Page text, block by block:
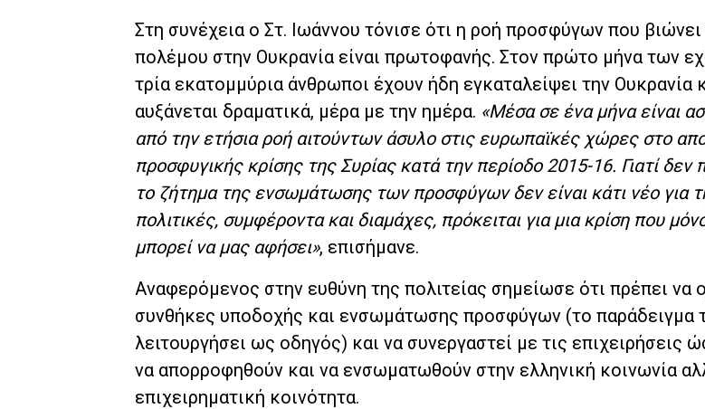
Στη συνέχεια ο Στ. Ιωάννου τόνισε ότι η ροή προσφύγων που
πολέμου στην Ουκρανία είναι πρωτοφανής. Στον πρώτο μήνα των
τρία εκατομμύρια άνθρωποι έχουν ήδη εγκαταλείψει την Ουκρανία
αυξάνεται δραματικά, μέρα με την ημέρα. «Μέσα σε ένα μήνα είναι
από την ετήσια ροή αιτούντων άσυλο στις ευρωπαϊκές χώρες στο
προσφυγικής κρίσης της Συρίας κατά την περίοδο 2015-16. Γιατί
το ζήτημα της ενσωμάτωσης των προσφύγων δεν είναι κάτι νέο για
πολιτικές, συμφέροντα και διαμάχες, πρόκειται για μια κρίση που
μπορεί να μας αφήσει», επισήμανε.
Αναφερόμενος στην ευθύνη της πολιτείας σημείωσε ότι πρέπει να
συνθήκες υποδοχής και ενσωμάτωσης προσφύγων (το παράδειγμα
λειτουργήσει ως οδηγός) και να συνεργαστεί με τις επιχειρήσεις
να απορροφηθούν και να ενσωματωθούν στην ελληνική κοινωνία
επιχειρηματική κοινότητα.